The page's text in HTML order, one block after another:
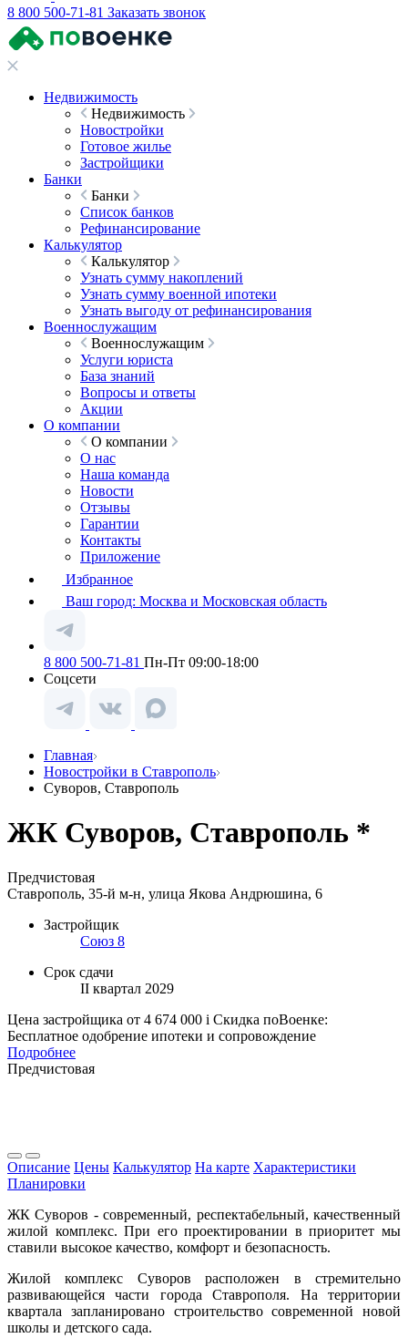
8 800 500-71-81 Заказать звонок
Недвижимость
Недвижимость
Новостройки
Готовое жилье
Застройщики
Банки
Банки
Список банков
Рефинансирование
Калькулятор
Калькулятор
Узнать сумму накоплений
Узнать сумму военной ипотеки
Узнать выгоду от рефинансирования
Военнослужащим
Военнослужащим
Услуги юриста
База знаний
Вопросы и ответы
Акции
О компании
О компании
О нас
Наша команда
Новости
Отзывы
Гарантии
Контакты
Приложение
Избранное
Ваш город: Москва и Московская область
8 800 500-71-81 Пн-Пт 09:00-18:00
Соцсети
Главная
Новостройки в Ставрополь
Суворов, Ставрополь
ЖК Суворов, Ставрополь *
Предчистовая
Ставрополь, 35-й м-н, улица Якова Андрюшина, 6
Застройщик
Союз 8
Срок сдачи
II квартал 2029
Цена застройщика от 4 674 000 i Скидка поВоенке:
Бесплатное одобрение ипотеки и сопровождение
Подробнее
Предчистовая
Описание Цены Калькулятор На карте Характеристики
Планировки
ЖК Суворов - современный, респектабельный, качественный
жилой комплекс. При его проектировании в приоритет мы
ставили высокое качество, комфорт и безопасность.
Жилой комплекс Суворов расположен в стремительно
развивающейся части города Ставрополя. На территории
квартала запланировано строительство современной новой
школы и детского сада.